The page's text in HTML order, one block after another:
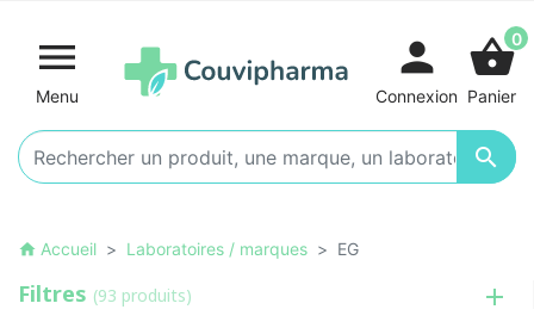

Menu

person
Connexion
shopping_basket0
Panier
home Accueil Laboratoires / marques EG
Filtres (93 produits)